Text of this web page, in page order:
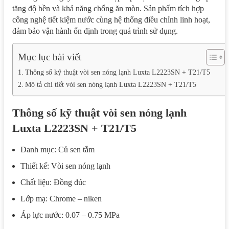
tăng độ bền và khả năng chống ăn mòn. Sản phẩm tích hợp
công nghệ tiết kiệm nước cùng hệ thống điều chỉnh linh hoạt,
đảm bảo vận hành ổn định trong quá trình sử dụng.
Mục lục bài viết
Thông số kỹ thuật vòi sen nóng lạnh Luxta L2223SN + T21/T5
Mô tả chi tiết vòi sen nóng lạnh Luxta L2223SN + T21/T5
Thông số kỹ thuật vòi sen nóng lạnh
Luxta L2223SN + T21/T5
Danh mục: Củ sen tắm
Thiết kế: Vòi sen nóng lạnh
Chất liệu: Đồng đúc
Lớp mạ: Chrome – niken
Áp lực nước: 0.07 – 0.75 MPa